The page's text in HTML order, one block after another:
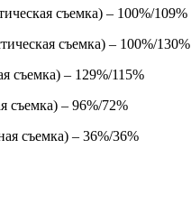
съемка) – 100%/109%
съемка) – 100%/130%
съемка) – 129%/115%
съемка) – 96%/72%
съемка) – 36%/36%